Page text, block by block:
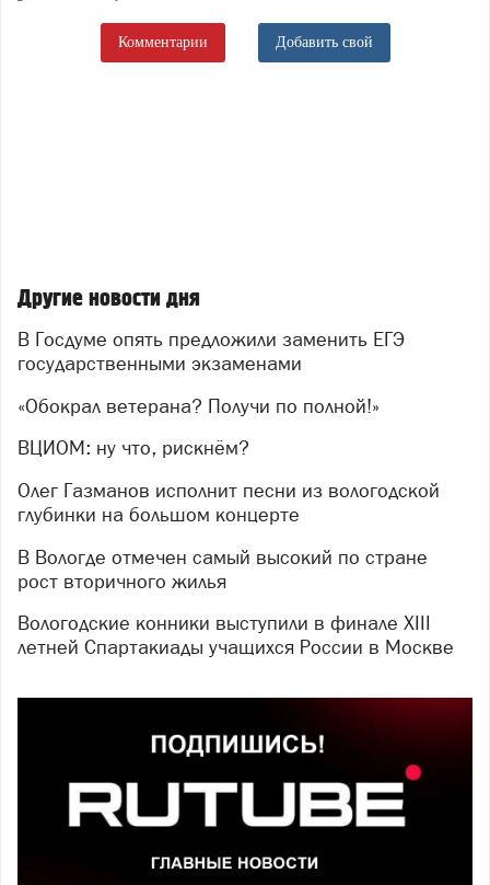
Комментарии Добавить свой
Другие новости дня
В Госдуме опять предложили заменить ЕГЭ
государственными экзаменами
«Обокрал ветерана? Получи по полной!»
ВЦИОМ: ну что, рискнём?
Олег Газманов исполнит песни из вологодской
глубинки на большом концерте
В Вологде отмечен самый высокий по стране
рост вторичного жилья
Вологодские конники выступили в финале XIII
летней Спартакиады учащихся России в Москве